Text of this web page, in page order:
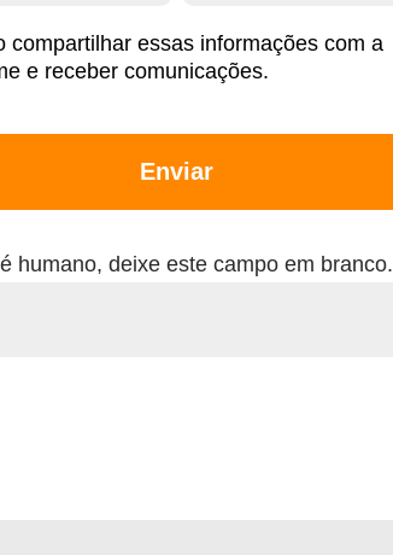
compartilhar essas informações com a
e receber comunicações.
Enviar
humano, deixe este campo em branco.